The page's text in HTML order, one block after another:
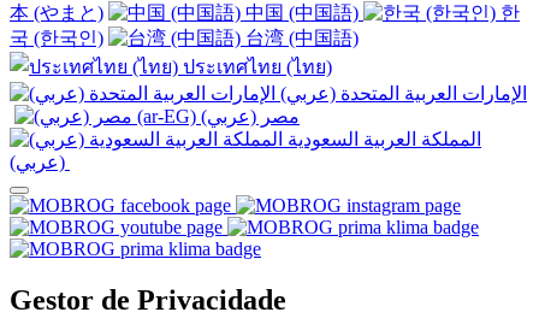
本 (やまと)
中国 (中国語)
한
국 (한국인)
台湾 (中国語)
ประเทศไทย (ไทย)
Gestor de Privacidade